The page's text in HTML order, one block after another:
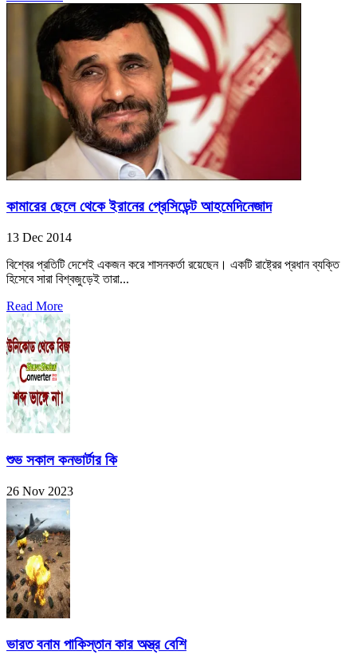
কামারের ছেলে থেকে ইরানের প্রেসিডেন্ট আহমেদিনেজাদ
13 Dec 2014
বিশ্বের প্রতিটি দেশেই একজন করে শাসনকর্তা রয়েছেন। একটি রাষ্ট্রের প্রধান ব্যক্তি
হিসেবে সারা বিশ্বজুড়েই তারা...
Read More
শুভ সকাল কনভার্টার কি
26 Nov 2023
ভারত বনাম পাকিস্তান কার অস্ত্র বেশি